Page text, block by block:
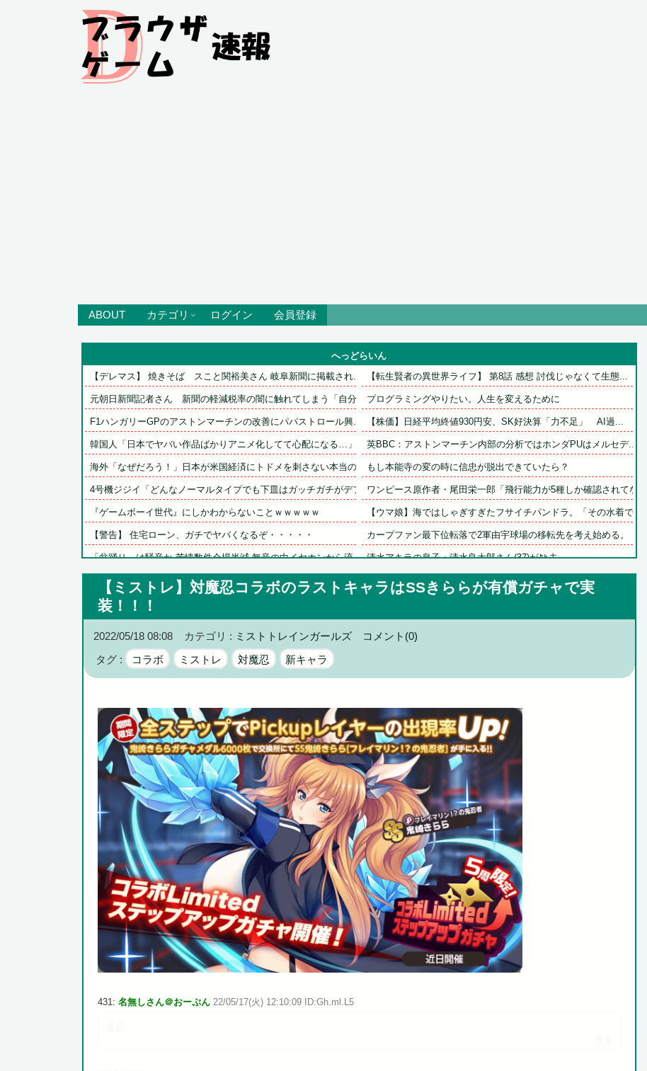
ABOUT カテゴリ ログイン 会員登録
へっどらいん
【デレマス】 焼きそば　スこと関裕美さん 岐阜新聞に掲載され...
元朝日新聞記者さん　新聞の軽減税率の闇に触れてしまう「自分た...
F1ハンガリーGPのアストンマーチンの改善にパパストロール興...
韓国人「日本でヤバい作品ばかりアニメ化してて心配になる…」
海外「なぜだろう！」日本が米国経済にトドメを刺さない本当の理...
4号機ジジイ「どんなノーマルタイプでも下皿はガッチガチがデフ...
『ゲームボーイ世代』にしかわからないことｗｗｗｗｗ
【警告】 住宅ローン、ガチでヤバくなるぞ・・・・・
「盆踊り」は騒音か 苦情数件会場半減 無音の中イヤホンから流...
中国企業Zbtlink製ルーター20機種にバックドア、外部か...
明日の銀だこ、1舟88円（各店先着88名限定）
広島県知事ら「核抑止論、根本的におかしい。軍拡競争を助長し世...
Powered by livedoor 相互RSS
【転生賢者の異世界ライフ】 第8話 感想 討伐じゃなくて生態...
プログラミングやりたい。人生を変えるために
【株価】日経平均終値930円安、SK好決算「力不足」　AI過...
英BBC：アストンマーチン内部の分析ではホンダPUはメルセデ...
もし本能寺の変の時に信忠が脱出できていたら？
ワンピース原作者・尾田栄一郎「飛行能力が5種しか確認されてな...
【ウマ娘】海ではしゃぎすぎたフサイチパンドラ。「その水着でお...
カープファン最下位転落で2軍由宇球場の移転先を考え始める。
清水アキラの息子・清水良太郎さん(37)がﾀﾋ去
19歳美少女モデル、CMの妖精姿が可愛すぎて見入る人続出
Powered by livedoor 相互RSS
【ミストレ】対魔忍コラボのラストキャラはSSきららが有償ガチャで実
装！！！
2022/05/18 08:08 カテゴリ : ミストトレインガールズ
コメント(0)
タグ :
コラボ ミストレ 対魔忍 新キャラ
431: 名無しさん＠おーぷん 22/05/17(火) 12:10:09 ID:Gh.ml.L5